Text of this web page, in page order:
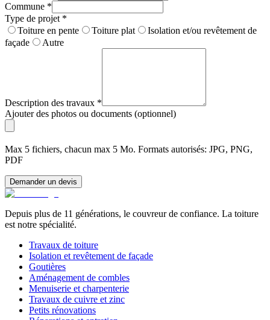
Commune *
Type de projet *
Toiture en pente
Toiture plat
Isolation et/ou revêtement de
façade
Autre
Description des travaux *
Ajouter des photos ou documents (optionnel)
Max 5 fichiers, chacun max 5 Mo. Formats autorisés: JPG, PNG,
PDF
Demander un devis
Depuis plus de 11 générations, le couvreur de confiance. La toiture
est notre spécialité.
Travaux de toiture
Isolation et revêtement de façade
Goutières
Aménagement de combles
Menuiserie et charpenterie
Travaux de cuivre et zinc
Petits rénovations